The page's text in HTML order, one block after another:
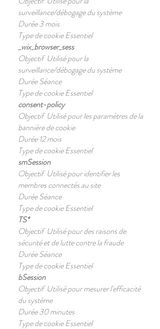
surveillance/débogage du système
Durée 3 mois
Type de cookie Essentiel
_wix_browser_sess
Objectif Utilisé pour la
surveillance/débogage du système
Durée Séance
Type de cookie Essentiel
consent-policy
Objectif Utilisé pour les paramètres de la
bannière de cookie
Durée 12 mois
Type de cookie Essentiel
smSession
Objectif Utilisé pour identifier les
membres connectés au site
Durée Séance
Type de cookie Essentiel
TS*
Objectif Utilisé pour des raisons de
sécurité et de lutte contre la fraude
Durée Séance
Type de cookie Essentiel
bSession
Objectif Utilisé pour mesurer l'efficacité
du système
Durée 30 minutes
Type de cookie Essentiel